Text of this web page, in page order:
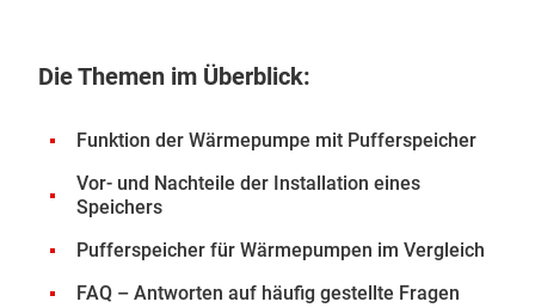
Die Themen im Überblick:
Funktion der Wärmepumpe mit Pufferspeicher
Vor- und Nachteile der Installation eines
Speichers
Pufferspeicher für Wärmepumpen im Vergleich
FAQ – Antworten auf häufig gestellte Fragen